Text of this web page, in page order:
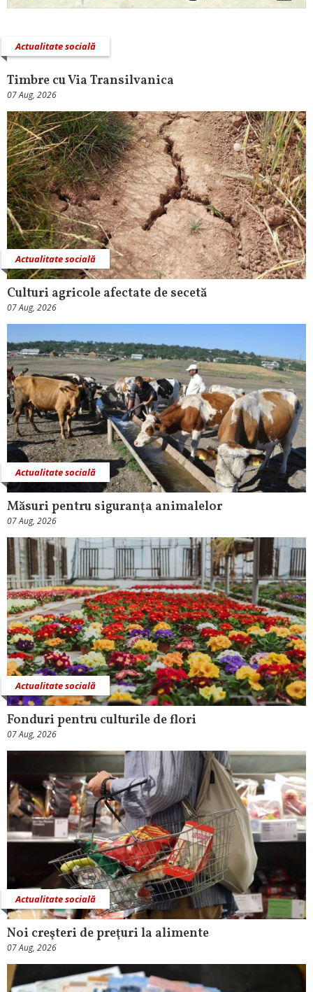
Actualitate socială
Timbre cu Via Transilvanica
07 Aug, 2026
Actualitate socială
Culturi agricole afectate de secetă
07 Aug, 2026
Actualitate socială
Măsuri pentru siguranţa animalelor
07 Aug, 2026
Actualitate socială
Fonduri pentru culturile de flori
07 Aug, 2026
Actualitate socială
Noi creşteri de preţuri la alimente
07 Aug, 2026